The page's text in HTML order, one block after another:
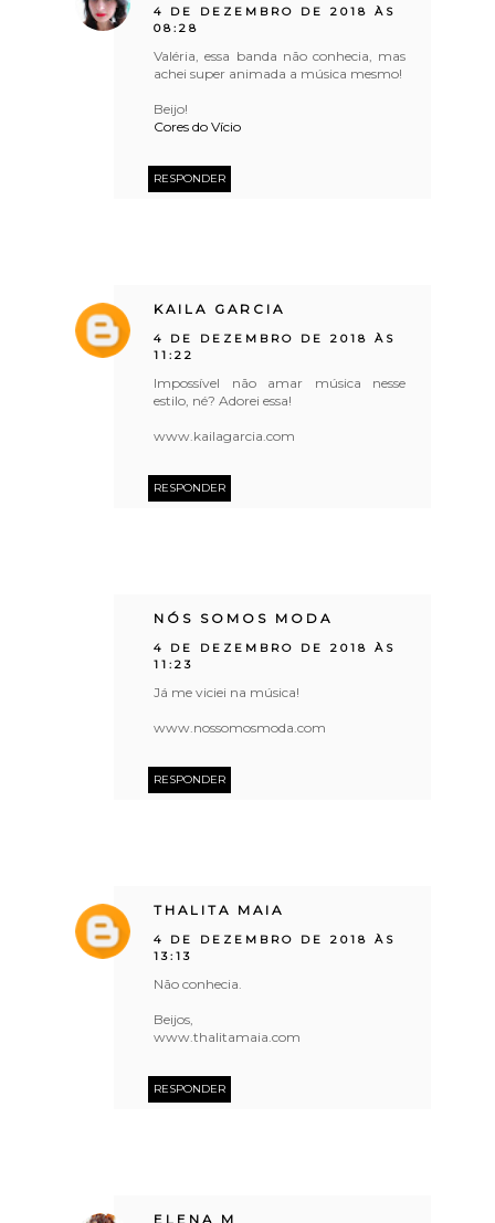
4 DE DEZEMBRO DE 2018 ÀS
08:28
Valéria, essa banda não conhecia, mas
achei super animada a música mesmo!
Beijo!
Cores do Vício
RESPONDER
KAILA GARCIA
4 DE DEZEMBRO DE 2018 ÀS
11:22
Impossível não amar música nesse
estilo, né? Adorei essa!
www.kailagarcia.com
RESPONDER
NÓS SOMOS MODA
4 DE DEZEMBRO DE 2018 ÀS
11:23
Já me viciei na música!
www.nossomosmoda.com
RESPONDER
THALITA MAIA
4 DE DEZEMBRO DE 2018 ÀS
13:13
Não conhecia.
Beijos,
www.thalitamaia.com
RESPONDER
ELENA M